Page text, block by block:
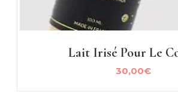
Lait Irisé Pour Le
30,00€